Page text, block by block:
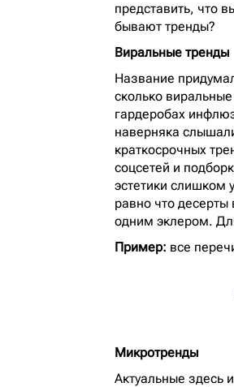
представить, что
бывают тренды?
Виральные тренды
Название
сколько
гардеробах
наверняка
краткосрочных
соцсетей и
эстетики слишком
равно что
одним эклером.
Пример: все
Микротренды
Актуальные здесь